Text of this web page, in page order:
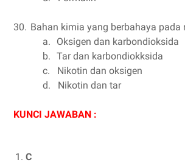
30. Bahan kimia yang berbahaya pada
a.
Oksigen dan karbondioksida
b. Tar dan karbondiokksida
c.
Nikotin dan oksigen
d.
Nikotin dan tar
KUNCI JAWABAN :
C